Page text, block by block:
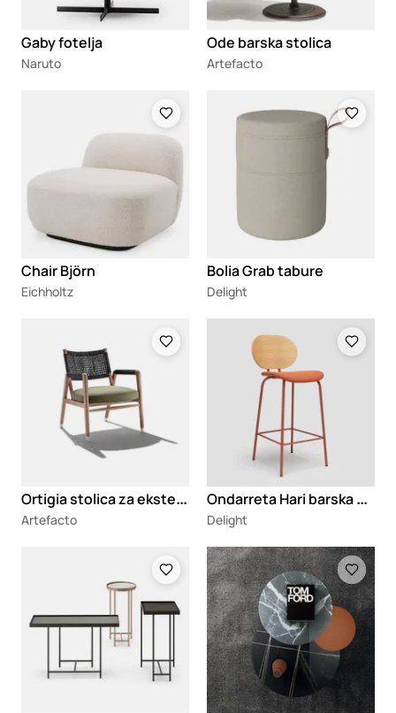
Gaby fotelja
Naruto
Ode barska stolica
Artefacto
Chair Björn
Eichholtz
Bolia Grab tabure
Delight
O
rtigia stolica za eksterijer
Artefacto
O
ndarreta Hari barska stolica
Delight
Loading